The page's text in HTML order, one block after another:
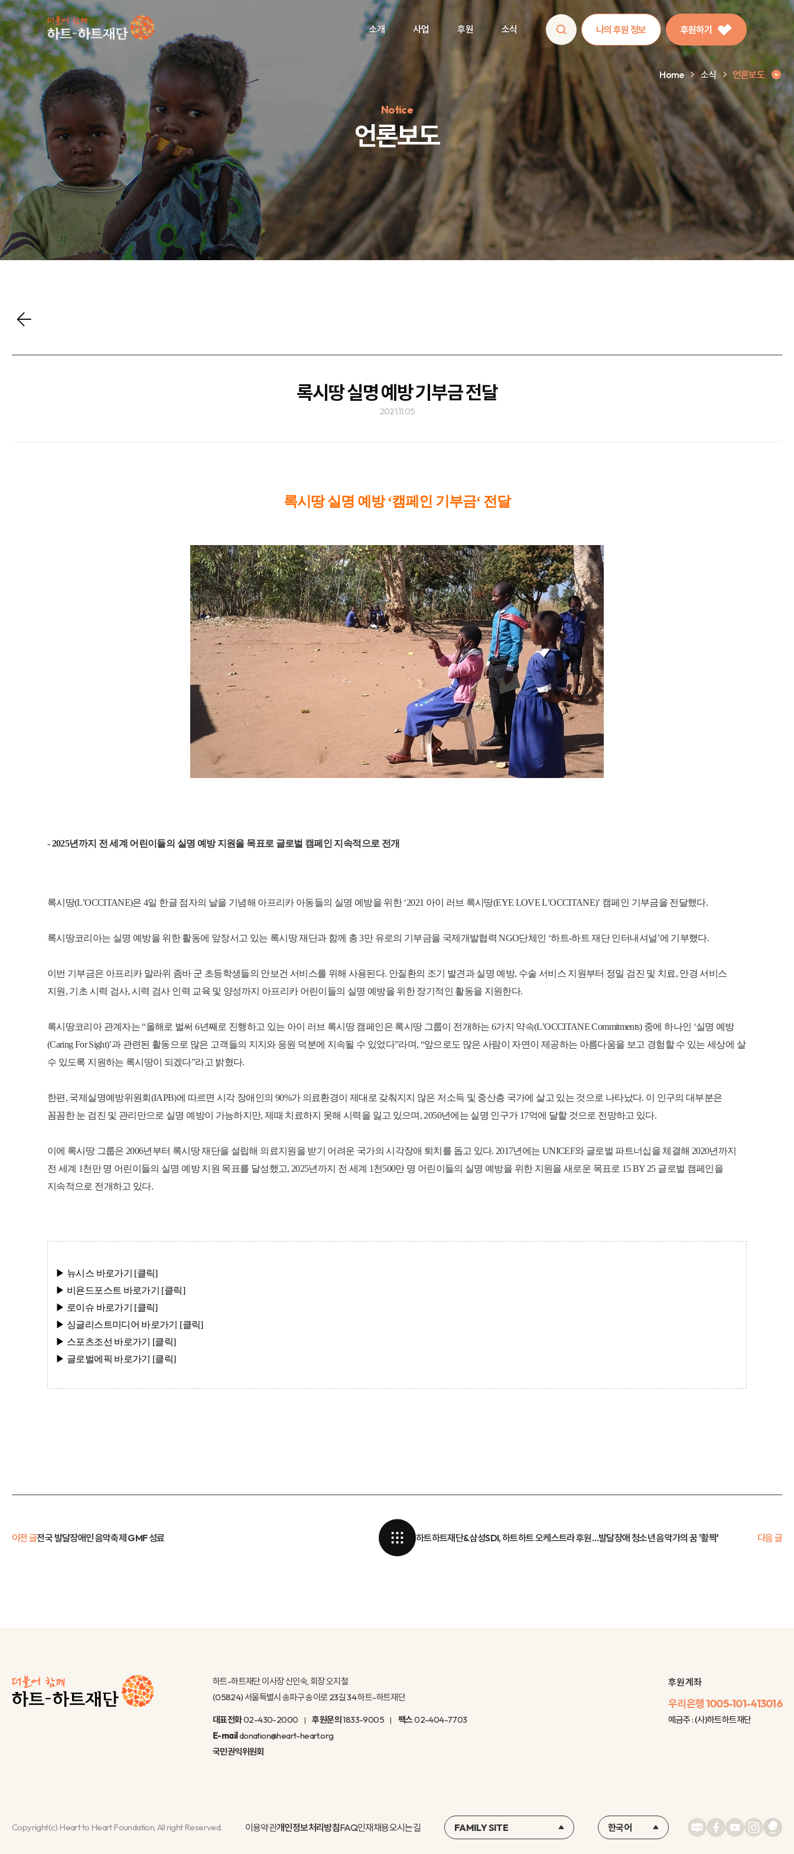
소개 사업 후원 소식 나의 후원 정보 후원하기
인기 키워드 #정기후원 #하트플레이스#캠페인#팬덤후원
Home 소식 언론보도
Notice
언론보도
언론보도
록시땅 실명 예방 기부금 전달
2021.11.05
록시땅 실명 예방 ‘캠페인 기부금‘ 전달
- 2025년까지 전 세계 어린이들의 실명 예방 지원을 목표로 글로벌 캠페인 지속적으로 전개
록시땅(L’OCCITANE)은 4일 한글 점자의 날을 기념해 아프리카 아동들의 실명 예방을 위한 ‘2021 아이 러브 록시땅(EYE LOVE L’OCCITANE)’ 캠페인 기부금을 전달했다.
록시땅코리아는 실명 예방을 위한 활동에 앞장서고 있는 록시땅 재단과 함께 총 3만 유로의 기부금을 국제개발협력 NGO단체인 ‘하트-하트 재단 인터내셔널’에 기부했다.
이번 기부금은 아프리카 말라위 좀바 군 초등학생들의 안보건 서비스를 위해 사용된다. 안질환의 조기 발견과 실명 예방, 수술 서비스 지원부터 정밀 검진 및 치료, 안경 서비스
지원, 기초 시력 검사, 시력 검사 인력 교육 및 양성까지 아프리카 어린이들의 실명 예방을 위한 장기적인 활동을 지원한다.
록시땅코리아 관계자는 “올해로 벌써 6년째로 진행하고 있는 아이 러브 록시땅 캠페인은 록시땅 그룹이 전개하는 6가지 약속(L’OCCITANE Commitments) 중에 하나인 ‘실명 예방
(Caring For Sight)’과 관련된 활동으로 많은 고객들의 지지와 응원 덕분에 지속될 수 있었다”라며, “앞으로도 많은 사람이 자연이 제공하는 아름다움을 보고 경험할 수 있는 세상에 살
수 있도록 지원하는 록시땅이 되겠다”라고 밝혔다.
한편, 국제실명예방위원회(IAPB)에 따르면 시각 장애인의 90%가 의료환경이 제대로 갖춰지지 않은 저소득 및 중산층 국가에 살고 있는 것으로 나타났다. 이 인구의 대부분은
꼼꼼한 눈 검진 및 관리만으로 실명 예방이 가능하지만, 제때 치료하지 못해 시력을 잃고 있으며, 2050년에는 실명 인구가 17억에 달할 것으로 전망하고 있다.
이에 록시땅 그룹은 2006년부터 록시땅 재단을 설립해 의료지원을 받기 어려운 국가의 시각장애 퇴치를 돕고 있다. 2017년에는 UNICEF와 글로벌 파트너십을 체결해 2020년까지
전 세계 1천만 명 어린이들의 실명 예방 지원 목표를 달성했고, 2025년까지 전 세계 1천500만 명 어린이들의 실명 예방을 위한 지원을 새로운 목표로 15 BY 25 글로벌 캠페인을
지속적으로 전개하고 있다.
▶ 뉴시스 바로가기 [클릭]
▶ 비욘드포스트 바로가기 [클릭]
▶ 로이슈 바로가기 [클릭]
▶ 싱글리스트미디어 바로가기 [클릭]
▶ 스포츠조선 바로가기 [클릭]
▶ 글로벌에픽 바로가기 [클릭]
이전 글전국 발달장애인 음악축제 GMF 성료 하트하트재단&삼성SDI, 하트하트 오케스트라 후원…발달장애 청소년 음악가의 꿈 '활짝' 다음 글
하트-하트재단 이사장 신인숙, 회장 오지철
(05824) 서울특별시 송파구 송이로 23길 34 하트-하트재단
대표전화02-430-2000 후원문의1833-9005 팩스02-404-7703
E-maildonation@heart-heart.org
국민권익위원회
후원 계좌
우리은행1005-101-413016
예금주 : (사)하트하트재단
Copyright(c) Heart to Heart Foundation, All right Reserved. 이용약관개인정보처리방침FAQ인재채용오시는길 FAMILY SITE 한국어